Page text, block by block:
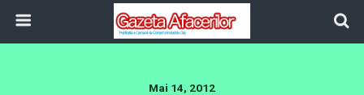
Mai 14, 2012